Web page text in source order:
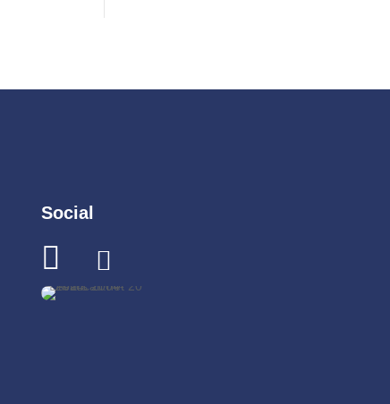
Social
 